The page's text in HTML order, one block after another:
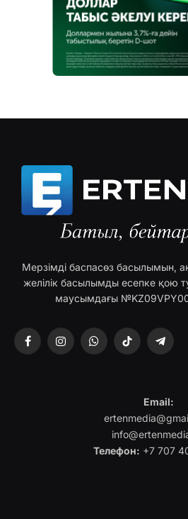
Мерзімді баспасөз басылымын,
желілік басылымды есепке қою
маусымдағы
FacebookInstagramWhatsAppTikTok
Email:
Телефон: +7 707